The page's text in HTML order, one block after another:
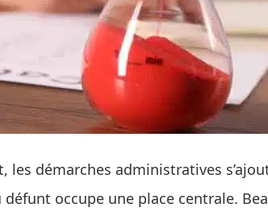
les démarches administratives
occupe une place centrale.